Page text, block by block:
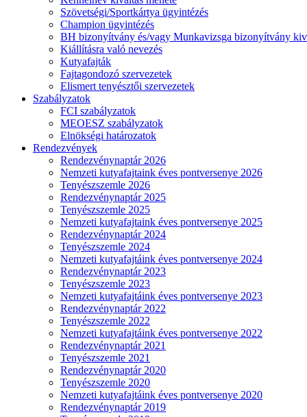
Szövetségi/Sportkártya ügyintézés
Champion ügyintézés
BH bizonyítvány és/vagy Munkavizsga bizonyítvány
Kiállításra való nevezés
Kutyafajták
Fajtagondozó szervezetek
Elismert tenyésztői szervezetek
Szabályzatok
FCI szabályzatok
MEOESZ szabályzatok
Elnökségi határozatok
Rendezvények
Rendezvénynaptár 2026
Nemzeti kutyafajtaink éves pontversenye 2026
Tenyészszemle 2026
Rendezvénynaptár 2025
Tenyészszemle 2025
Nemzeti kutyafajtaink éves pontversenye 2025
Rendezvénynaptár 2024
Tenyészszemle 2024
Nemzeti kutyafajtáink éves pontversenye 2024
Rendezvénynaptár 2023
Tenyészszemle 2023
Nemzeti kutyafajtáink éves pontversenye 2023
Rendezvénynaptár 2022
Tenyészszemle 2022
Nemzeti kutyafajtáink éves pontversenye 2022
Rendezvénynaptár 2021
Tenyészszemle 2021
Rendezvénynaptár 2020
Tenyészszemle 2020
Nemzeti kutyafajtáink éves pontversenye 2020
Rendezvénynaptár 2019